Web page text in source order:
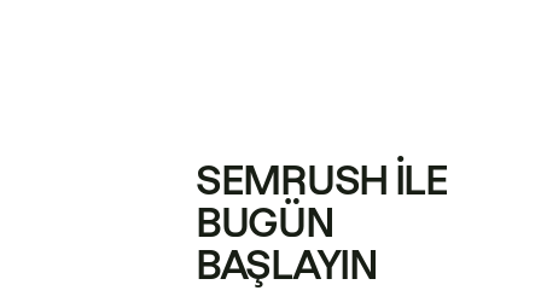
SEMRUSH ILE
BUGÜN
BAŞLAYIN